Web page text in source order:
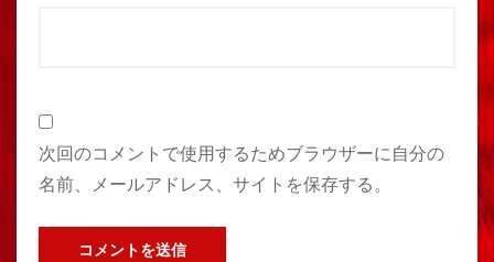
次回のコメントで使用するためブラウザーに自分の
名前、メールアドレス、サイトを保存する。